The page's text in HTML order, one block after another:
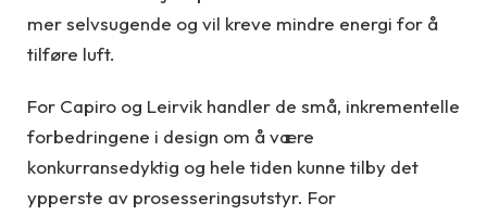
mer selvsugende og vil kreve mindre energi for å
tilføre luft.
For Capiro og Leirvik handler de små, inkrementelle
forbedringene i design om å være
konkurransedyktig og hele tiden kunne tilby det
ypperste av prosesseringsutstyr. For